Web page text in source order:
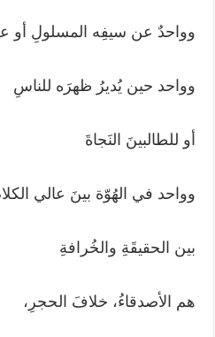
وواحدٌ عن سيفِه المسلولِ أو
وواحد حين يُديرُ ظهرَه للناسِ
أو للطالبينَ النَجاةَ
وواحد في الهُوّة بينَ عالي
بين الحقيقَةِ والخُرافةِ
هم الأصدقاءُ، خلافَ الحجرِ،